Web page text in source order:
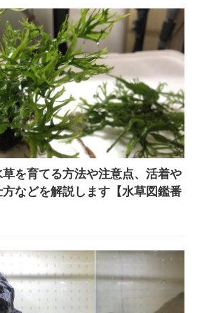
を育てる方法や注意点、活着や
方などを解説します【水草図鑑番